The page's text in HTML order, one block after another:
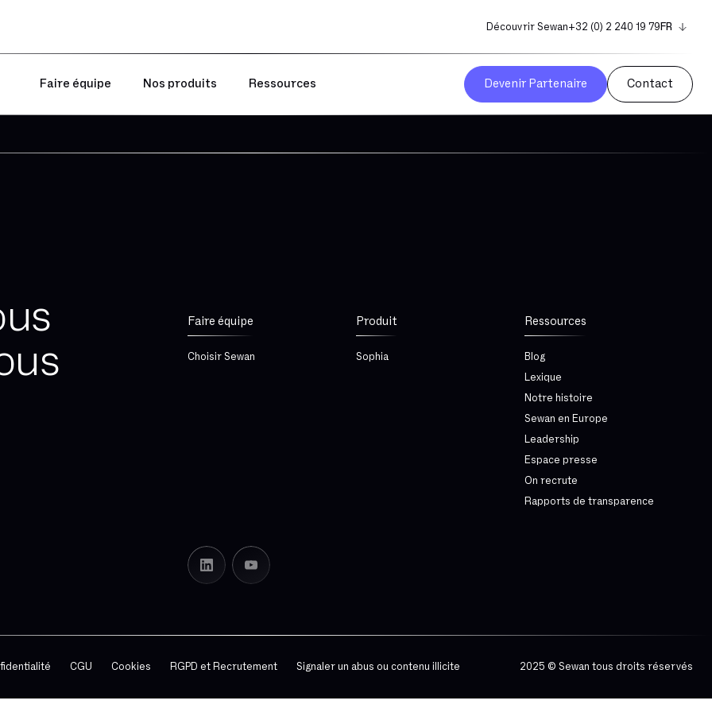
Découvrir Sewan+32 (0) 2 240 19 79 FR
Faire équipe Nos produits Ressources Devenir Partenaire Contact
Faire équipe
Choisir Sewan
Produit
Sophia
Ressources
Blog
Lexique
Notre histoire
Sewan en Europe
Leadership
Espace presse
On recrute
Rapports de transparence
CGU Cookies RGPD et Recrutement Signaler un abus ou contenu illicite 2025 © Sewan tous droits réservés